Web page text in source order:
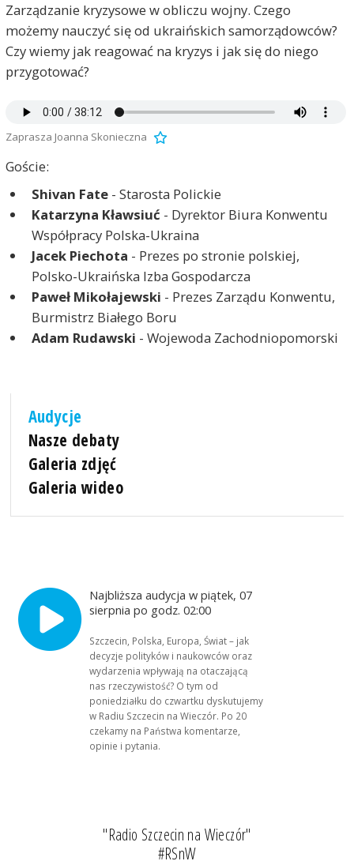
Zarządzanie kryzysowe w obliczu wojny. Czego
możemy nauczyć się od ukraińskich samorządowców?
Czy wiemy jak reagować na kryzys i jak się do niego
przygotować?
Zaprasza Joanna Skonieczna
Goście:
Shivan Fate- Starosta Polickie
Katarzyna Kławsiuć - Dyrektor Biura Konwentu
Współpracy Polska-Ukraina
Jacek Piechota - Prezes po stronie polskiej,
Polsko-Ukraińska Izba Gospodarcza
Paweł Mikołajewski - Prezes Zarządu Konwentu,
Burmistrz Białego Boru
Adam Rudawski - Wojewoda Zachodniopomorski
Audycje
Nasze debaty
Galeria zdjęć
Galeria wideo
Najbliższa audycja w piątek, 07
sierpnia po godz. 02:00
Szczecin, Polska, Europa, Świat – jak
decyzje polityków i naukowców oraz
wydarzenia wpływają na otaczającą
nas rzeczywistość? O tym od
poniedziałku do czwartku dyskutujemy
w Radiu Szczecin na Wieczór. Po 20
czekamy na Państwa komentarze,
opinie i pytania.
"Radio Szczecin na Wieczór"
#RSnW